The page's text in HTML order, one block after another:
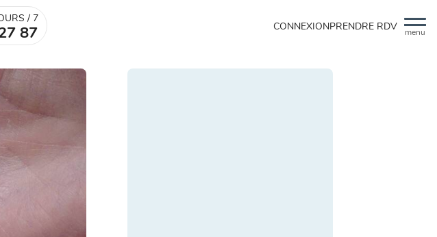
menu
/ 7
87 CONNEXIONPRENDRE RDV